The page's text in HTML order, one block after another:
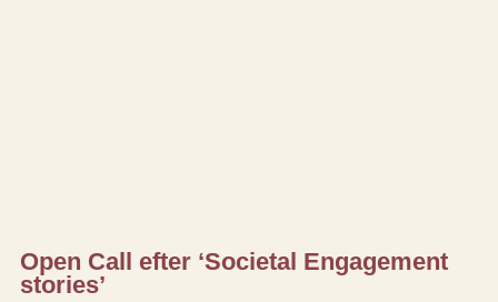
Open Call efter ‘Societal Engagement
stories’